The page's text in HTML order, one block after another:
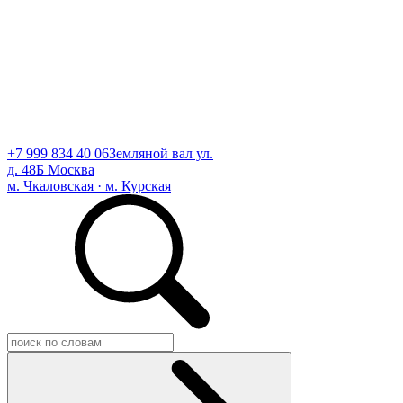
+7 999 834 40 06Земляной вал ул.
д. 48Б Москва
м. Чкаловская · м. Курская